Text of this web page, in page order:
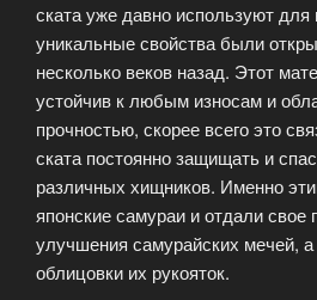
ската уже давно используют
уникальные свойства были
несколько веков назад. Этот
устойчив к любым износам и
прочностью, скорее всего это
ската постоянно защищать и
различных хищников. Именно
японские самураи и отдали свое
улучшения самурайских мечей, а
облицовки их рукояток.